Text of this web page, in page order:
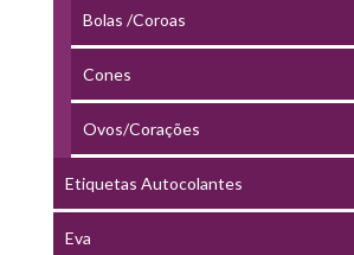
Bolas /Coroas
Cones
Ovos/Corações
Etiquetas Autocolantes
Eva